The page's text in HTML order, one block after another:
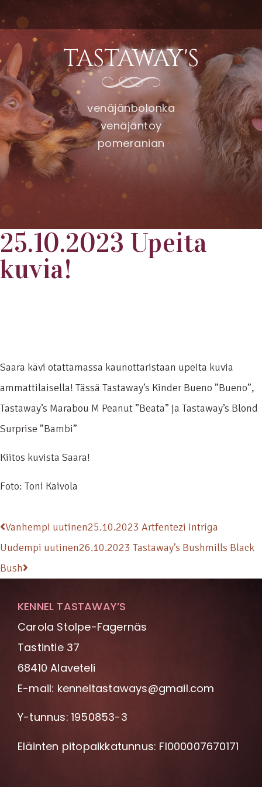
TASTAWAY'S
venäjänbolonka
venäjäntoy
pomeranian
25.10.2023 Upeita
kuvia!
Saara kävi otattamassa kaunottaristaan upeita kuvia
ammattilaisella! Tässä Tastaway’s Kinder Bueno ”Bueno”,
Tastaway’s Marabou M Peanut ”Beata” ja Tastaway’s Blond
Surprise ”Bambi”
Kiitos kuvista Saara!
Foto: Toni Kaivola
Vanhempi uutinen25.10.2023 Artfentezi Intriga
Uudempi uutinen26.10.2023 Tastaway’s Bushmills Black
Bush
KENNEL TASTAWAY’S
Carola Stolpe-Fagernäs
Tastintie 37
68410 Alaveteli
E-mail: kenneltastaways@gmail.com
Y-tunnus: 1950853-3
Eläinten pitopaikkatunnus: FI000007670171